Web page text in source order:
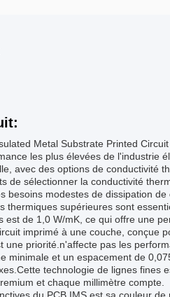
Metal Substrate Printed
les plus élevées de l'industrie
avec des options de conductivité
de sélectionner la conductivité
besoins modestes de dissipation
thermiques supérieures sont
est de 1,0 W/mK, ce qui offre une
imprimé à une couche, conçue
une priorité.n'affecte pas les
minimale et un espacement de
technologie de lignes fines
et chaque millimètre compte.